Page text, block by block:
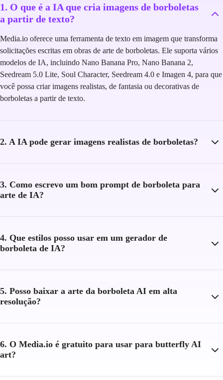
1. O que é a IA que cria imagens de borboletas
a partir de texto?
Media.io oferece uma ferramenta de texto em imagem que transforma
solicitações escritas em obras de arte de borboletas. Ele suporta vários
modelos de IA, incluindo Nano Banana Pro, Nano Banana 2,
Seedream 5.0 Lite, Soul Character, Seedream 4.0 e Imagen 4, para que
você possa criar imagens realistas, de fantasia ou decorativas de
borboletas a partir de texto.
2. A IA pode gerar imagens realistas de borboletas?
3. Como escrevo um bom prompt de borboleta para
arte de IA?
4. Que estilos posso usar em um gerador de
borboleta de IA?
5. Posso baixar a arte da borboleta AI em alta
resolução?
6. O Media.io é gratuito para usar para butterfly AI
art?